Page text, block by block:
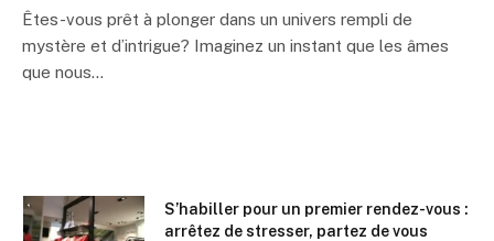
Êtes-vous prêt à plonger dans un univers rempli de
mystère et d’intrigue? Imaginez un instant que les âmes
que nous…
S’habiller pour un premier rendez-vous :
arrêtez de stresser, partez de vous